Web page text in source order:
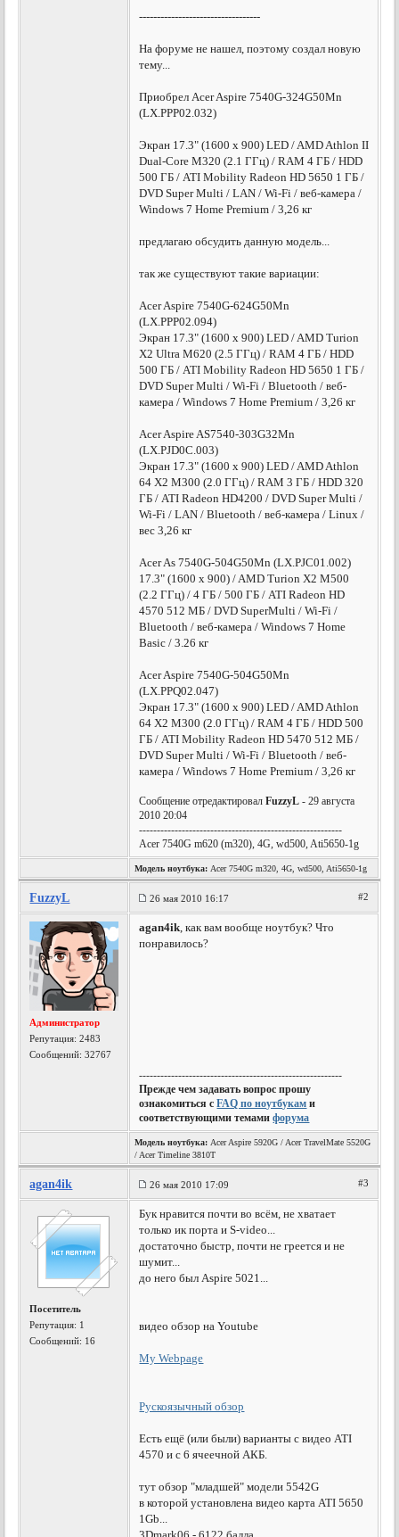
----------------------------------
На форуме не нашел, поэтому создал новую
тему...
Приобрел Acer Aspire 7540G-324G50Mn
(LX.PPP02.032)
Экран 17.3" (1600 x 900) LED / AMD Athlon II
Dual-Core M320 (2.1 ГГц) / RAM 4 ГБ / HDD
500 ГБ / ATI Mobility Radeon HD 5650 1 ГБ /
DVD Super Multi / LAN / Wi-Fi / веб-камера /
Windows 7 Home Premium / 3,26 кг
предлагаю обсудить данную модель...
так же существуют такие вариации:
Acer Aspire 7540G-624G50Mn
(LX.PPP02.094)
Экран 17.3" (1600 x 900) LED / AMD Turion
X2 Ultra M620 (2.5 ГГц) / RAM 4 ГБ / HDD
500 ГБ / ATI Mobility Radeon HD 5650 1 ГБ /
DVD Super Multi / Wi-Fi / Bluetooth / веб-
камера / Windows 7 Home Premium / 3,26 кг
Acer Aspire AS7540-303G32Mn
(LX.PJD0C.003)
Экран 17.3" (1600 x 900) LED / AMD Athlon
64 X2 M300 (2.0 ГГц) / RAM 3 ГБ / HDD 320
ГБ / ATI Radeon HD4200 / DVD Super Multi /
Wi-Fi / LAN / Bluetooth / веб-камера / Linux /
вес 3,26 кг
Acer As 7540G-504G50Mn (LX.PJC01.002)
17.3" (1600 х 900) / AMD Turion Х2 M500
(2.2 ГГц) / 4 ГБ / 500 ГБ / ATI Radeon HD
4570 512 МБ / DVD SuperMulti / Wi-Fi /
Bluetooth / веб-камера / Windows 7 Home
Basic / 3.26 кг
Acer Aspire 7540G-504G50Mn
(LX.PPQ02.047)
Экран 17.3" (1600 x 900) LED / AMD Athlon
64 X2 M300 (2.0 ГГц) / RAM 4 ГБ / HDD 500
ГБ / ATI Mobility Radeon HD 5470 512 МБ /
DVD Super Multi / Wi-Fi / Bluetooth / веб-
камера / Windows 7 Home Premium / 3,26 кг
Сообщение отредактировалFuzzyL - 29 августа
2010 20:04
---------------------------------------------------------
Acer 7540G m620 (m320), 4G, wd500, Ati5650-1g
Модель ноутбука: Acer 7540G m320, 4G, wd500, Ati5650-1g
FuzzyL 26 мая 2010 16:17 #2
Администратор
Репутация:2483
Сообщений: 32767
agan4ik, как вам вообще ноутбук? Что
понравилось?
---------------------------------------------------------
Прежде чем задавать вопрос прошу
ознакомиться сFAQ по ноутбукам и
соответствующими темамифорума
Модель ноутбука: Acer Aspire 5920G / Acer TravelMate 5520G
/ Acer Timeline 3810T
agan4ik 26 мая 2010 17:09 #3
Посетитель
Репутация: 1
Сообщений: 16
Бук нравится почти во всём, не хватает
только ик порта и S-video...
достаточно быстр, почти не греется и не
шумит...
до него был Aspire 5021...
видео обзор на Youtube
My Webpage
Рускоязычный обзор
Есть ещё (или были) варианты с видео ATI
4570 и с 6 ячеечной АКБ.
тут обзор "младшей" модели 5542G
в которой установлена видео карта ATI 5650
1Gb...